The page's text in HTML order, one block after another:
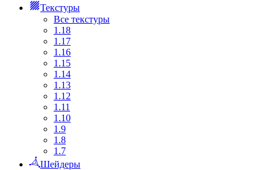
Текстуры
Все текстуры
1.18
1.17
1.16
1.15
1.14
1.13
1.12
1.11
1.10
1.9
1.8
1.7
Шейдеры